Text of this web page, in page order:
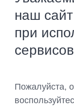
наш
при
сервисов
Пожалуйста,